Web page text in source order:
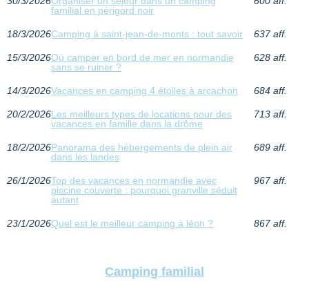
familial en périgord noir
18/3/2026Camping à saint-jean-de-monts : tout savoir 637 aff.
15/3/2026Où camper en bord de mer en normandie
sans se ruiner ?
628 aff.
14/3/2026Vacances en camping 4 étoiles à arcachon 684 aff.
20/2/2026Les meilleurs types de locations pour des
vacances en famille dans la drôme
713 aff.
18/2/2026Panorama des hébergements de plein air
dans les landes
689 aff.
26/1/2026Top des vacances en normandie avec
piscine couverte : pourquoi granville séduit
autant
967 aff.
23/1/2026Quel est le meilleur camping à léon ? 867 aff.
Camping familial